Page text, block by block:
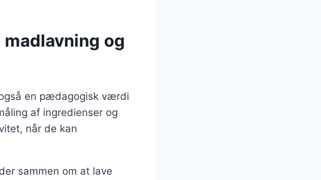
og
en pædagogisk værdi
af ingredienser og
når de kan
sammen om at lave